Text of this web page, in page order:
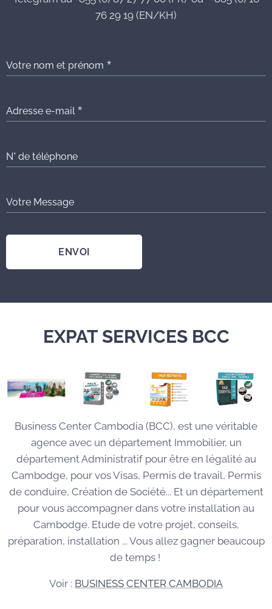
76 29 19 (EN/KH)
Votre nom et prénom
Adresse e-mail
N° de téléphone
Votre Message
ENVOI
EXPAT SERVICES BCC
Business Center Cambodia (BCC), est une véritable
agence avec un département Immobilier, un
département Administratif pour être en légalité au
Cambodge, pour vos Visas, Permis de travail, Permis
de conduire, Création de Société... Et un département
pour vous accompagner dans votre installation au
Cambodge. Etude de votre projet, conseils,
préparation, installation ... Vous allez gagner beaucoup
de temps !
Voir : BUSINESS CENTER CAMBODIA